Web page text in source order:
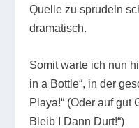
Quelle zu sprudeln
dramatisch.
Somit warte ich nun
in a Bottle“, in der
Playa!“ (Oder auf gut
Bleib I Dann Durt!“)